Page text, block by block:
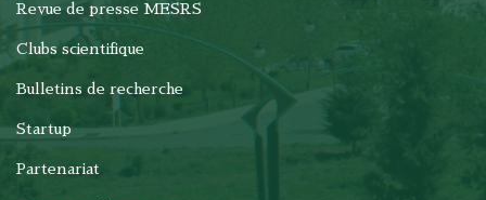
Revue de presse MESRS
Clubs scientifique
Bulletins de recherche
Startup
Partenariat